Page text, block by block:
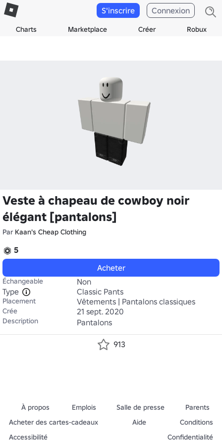
Charts Marketplace Créer Robux
S'inscrire Connexion
Veste à chapeau de cowboy noir
élégant [pantalons]
Par Kaan's Cheap Clothing
5
Acheter
Échangeable
Non
Type
Classic Pants
Placement Vêtements | Pantalons classiques
Crée 21 sept. 2020
Description Pantalons
913
À propos Emplois Salle de presse
Parents
Acheter des cartes-cadeaux
Aide
Conditions
Accessibilité
Confidentialité